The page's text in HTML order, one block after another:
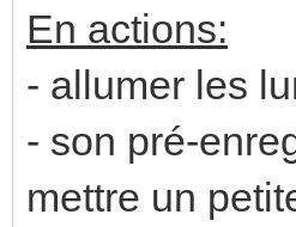
En actions:
- allumer les
- son pré-
mettre un